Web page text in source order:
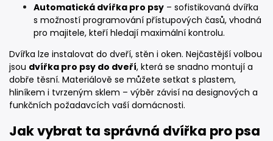
Automatická dvířka pro psy – sofistikovaná dvířka
s možností programování přístupových časů, vhodná
pro majitele, kteří hledají maximální kontrolu.
Dvířka lze instalovat do dveří, stěn i oken. Nejčastější volbou
jsou dvířka pro psy do dveří, která se snadno montují a
dobře těsní. Materiálově se můžete setkat s plastem,
hliníkem i tvrzeným sklem – výběr závisí na designových a
funkčních požadavcích vaší domácnosti.
Jak vybrat ta správná dvířka pro psa